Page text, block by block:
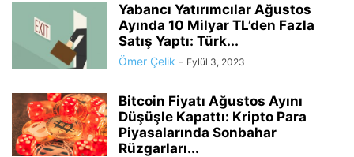
Yabancı Yatırımcılar Ağustos
Ayında 10 Milyar TL’den Fazla
Satış Yaptı: Türk...
Ömer Çelik - Eylül 3, 2023
Bitcoin Fiyatı Ağustos Ayını
Düşüşle Kapattı: Kripto Para
Piyasalarında Sonbahar
Rüzgarları...